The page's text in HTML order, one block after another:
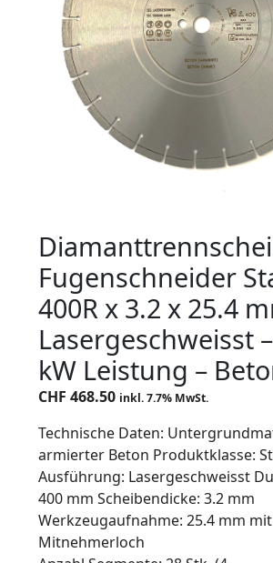
Fugenschneider
400R x 3.2 x 25.4
Lasergeschweisst
kW Leistung –
CHF 468.50 inkl. 7.7% MwSt.
Technische Daten:
armierter Beton Produktklasse:
Ausführung: Lasergeschweisst
400 mm Scheibendicke: 3.2 mm
Werkzeugaufnahme: 25.4 mm mit
Mitnehmerloch